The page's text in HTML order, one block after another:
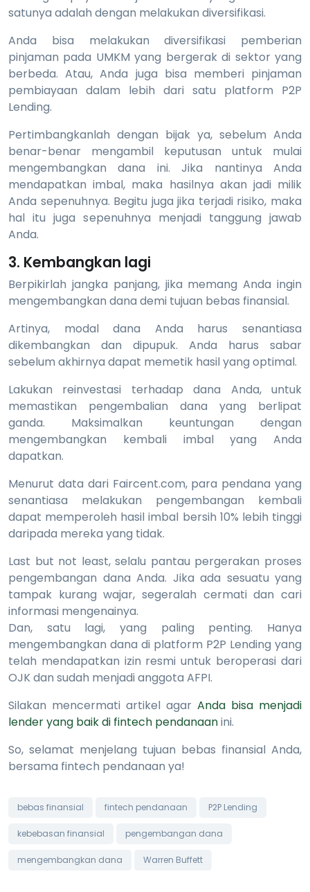
satunya adalah dengan melakukan diversifikasi.
Anda bisa melakukan diversifikasi pemberian
pinjaman pada UMKM yang bergerak di sektor yang
berbeda. Atau, Anda juga bisa memberi pinjaman
pembiayaan dalam lebih dari satu platform P2P
Lending.
Pertimbangkanlah dengan bijak ya, sebelum Anda
benar-benar mengambil keputusan untuk mulai
mengembangkan dana ini. Jika nantinya Anda
mendapatkan imbal, maka hasilnya akan jadi milik
Anda sepenuhnya. Begitu juga jika terjadi risiko, maka
hal itu juga sepenuhnya menjadi tanggung jawab
Anda.
3. Kembangkan lagi
Berpikirlah jangka panjang, jika memang Anda ingin
mengembangkan dana demi tujuan bebas finansial.
Artinya, modal dana Anda harus senantiasa
dikembangkan dan dipupuk. Anda harus sabar
sebelum akhirnya dapat memetik hasil yang optimal.
Lakukan reinvestasi terhadap dana Anda, untuk
memastikan pengembalian dana yang berlipat
ganda. Maksimalkan keuntungan dengan
mengembangkan kembali imbal yang Anda
dapatkan.
Menurut data dari Faircent.com, para pendana yang
senantiasa melakukan pengembangan kembali
dapat memperoleh hasil imbal bersih 10% lebih tinggi
daripada mereka yang tidak.
Last but not least, selalu pantau pergerakan proses
pengembangan dana Anda. Jika ada sesuatu yang
tampak kurang wajar, segeralah cermati dan cari
informasi mengenainya.
Dan, satu lagi, yang paling penting. Hanya
mengembangkan dana di platform P2P Lending yang
telah mendapatkan izin resmi untuk beroperasi dari
OJK dan sudah menjadi anggota AFPI.
Silakan mencermati artikel agar Anda bisa menjadi
lender yang baik di fintech pendanaanini.
So, selamat menjelang tujuan bebas finansial Anda,
bersama fintech pendanaan ya!
bebas finansial fintech pendanaan P2P Lending
kebebasan finansial pengembangan dana
mengembangkan dana Warren Buffett